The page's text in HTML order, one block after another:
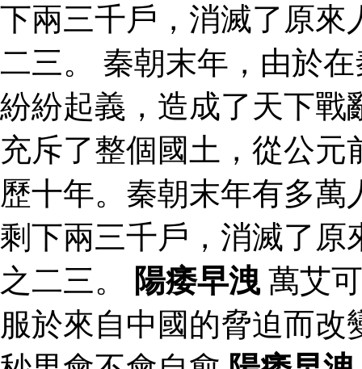
下兩三千戶，消滅了原來
二三。 秦朝末年，由於
紛紛起義，造成了天下戰
充斥了整個國土，從公
歷十年。秦朝末年有多
剩下兩三千戶，消滅了原
之二三。
陽痿早洩 萬艾
服於來自中國的脅迫而